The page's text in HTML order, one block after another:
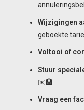
Wijzigingen
geboekte
Voltooi of
Stuur
✉️🏨
Vraag een